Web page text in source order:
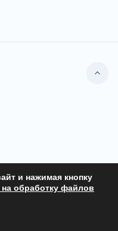
и нажимая кнопку
на обработку файлов